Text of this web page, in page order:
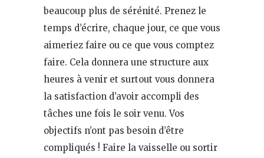
beaucoup plus de sérénité. Prenez le
temps d’écrire, chaque jour, ce que vous
aimeriez faire ou ce que vous comptez
faire. Cela donnera une structure aux
heures à venir et surtout vous donnera
la satisfaction d’avoir accompli des
tâches une fois le soir venu. Vos
objectifs n’ont pas besoin d’être
compliqués ! Faire la vaisselle ou sortir